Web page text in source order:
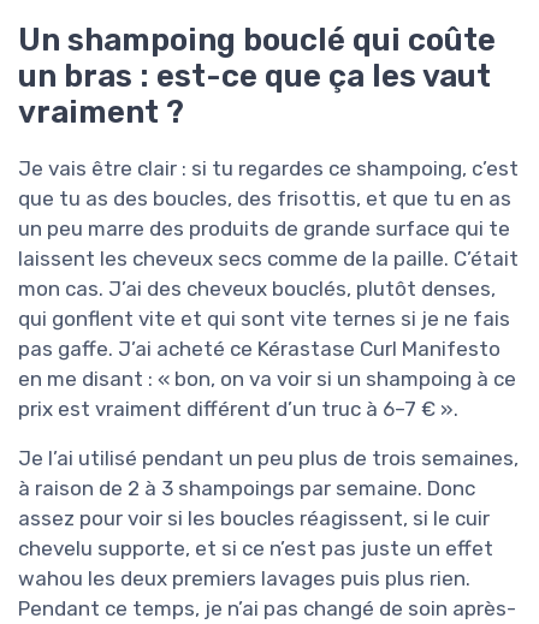
Un shampoing bouclé qui coûte
un bras : est-ce que ça les vaut
vraiment ?
Je vais être clair : si tu regardes ce shampoing, c’est
que tu as des boucles, des frisottis, et que tu en as
un peu marre des produits de grande surface qui te
laissent les cheveux secs comme de la paille. C’était
mon cas. J’ai des cheveux bouclés, plutôt denses,
qui gonflent vite et qui sont vite ternes si je ne fais
pas gaffe. J’ai acheté ce Kérastase Curl Manifesto
en me disant : « bon, on va voir si un shampoing à ce
prix est vraiment différent d’un truc à 6–7 € ».
Je l’ai utilisé pendant un peu plus de trois semaines,
à raison de 2 à 3 shampoings par semaine. Donc
assez pour voir si les boucles réagissent, si le cuir
chevelu supporte, et si ce n’est pas juste un effet
wahou les deux premiers lavages puis plus rien.
Pendant ce temps, je n’ai pas changé de soin après-